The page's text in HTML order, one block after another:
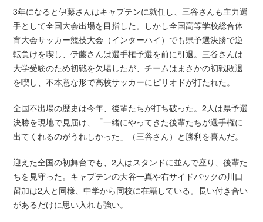
3年になると伊藤さんはキャプテンに就任し、三谷さんも主力選
手として全国大会出場を目指した。しかし全国高等学校総合体
育大会サッカー競技大会（インターハイ）でも県予選決勝で逆
転負けを喫し、伊藤さんは選手権予選を前に引退。三谷さんは
大学受験のため初戦を欠場したが、チームはまさかの初戦敗退
を喫し、不本意な形で高校サッカーにピリオドが打たれた。
全国不出場の歴史は今年、後輩たちが打ち破った。2人は県予選
決勝を現地で見届け、「一緒にやってきた後輩たちが選手権に
出てくれるのがうれしかった」（三谷さん）と勝利を喜んだ。
迎えた全国の初舞台でも、2人はスタンドに並んで座り、後輩た
ちを見守った。キャプテンの大谷一真や右サイドバックの川口
留加は2人と同様、中学から同校に在籍している。長い付き合い
があるだけに思い入れも強い。